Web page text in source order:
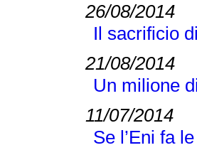
26/08/2014
Il sacrificio
21/08/2014
Un milione
11/07/2014
Se l’Eni fa